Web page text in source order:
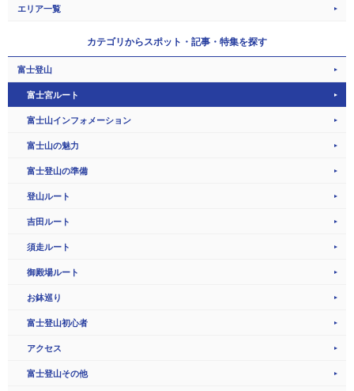
エリア一覧
カテゴリからスポット・記事・特集を探す
富士登山
富士宮ルート
富士山インフォメーション
富士山の魅力
富士登山の準備
登山ルート
吉田ルート
須走ルート
御殿場ルート
お鉢巡り
富士登山初心者
アクセス
富士登山その他